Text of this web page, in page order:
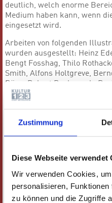
Zustimmung
Diese Webseite verwendet
Wir verwenden Cookies,
personalisieren,
zu können und die Zugriffe
deutlich, welch enorme
Medium haben kann, wenn
eingesetzt wird.
Arbeiten von folgenden
wurden ausgestellt: Heinz
Bengt Fosshag, Thilo
Smith, Alfons Holtgreve,
Böge, Robert Bochennek,
Kat Menschik, Isabel Klett,
Jan Rieckhoff, Simon
Hier finden Sie eine von
Der phantastische Film / The
Edelmann